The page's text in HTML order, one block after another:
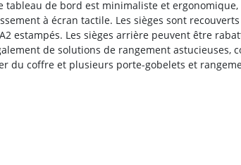
de bord est minimaliste et ergonomique,
à écran tactile. Les sièges sont
estampés. Les sièges arrière peuvent être
de solutions de rangement astucieuses,
du coffre et plusieurs porte-gobelets et